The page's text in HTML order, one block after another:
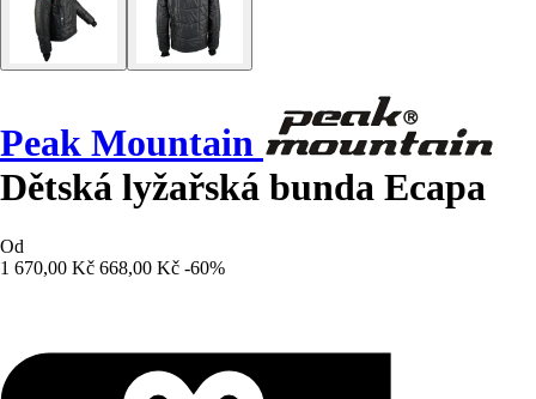
Peak Mountain
Dětská lyžařská bunda Ecapa
Od
1 670,00 Kč 668,00 Kč -60%